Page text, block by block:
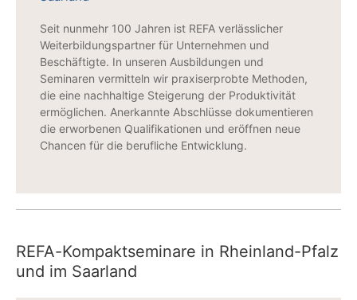
Seit nunmehr 100 Jahren ist REFA verlässlicher
Weiterbildungspartner für Unternehmen und
Beschäftigte. In unseren Ausbildungen und
Seminaren vermitteln wir praxiserprobte Methoden,
die eine nachhaltige Steigerung der Produktivität
ermöglichen. Anerkannte Abschlüsse dokumentieren
die erworbenen Qualifikationen und eröffnen neue
Chancen für die berufliche Entwicklung.
REFA-Kompaktseminare in Rheinland-Pfalz
und im Saarland